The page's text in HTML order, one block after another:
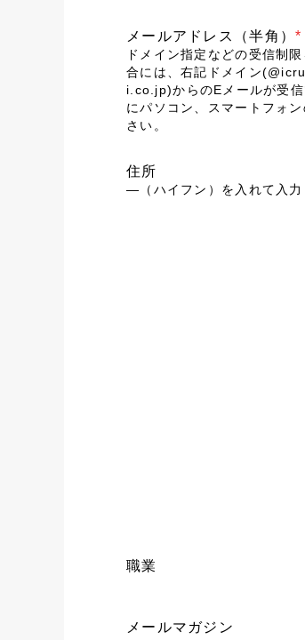
メールアドレス（半角）*
ドメイン指定などの受信制
合には、右記ドメイン
i.co.jp)からのEメールが受
にパソコン、スマートフォ
さい。
住所
―（ハイフン）を入れて入力
職業
メールマガジン